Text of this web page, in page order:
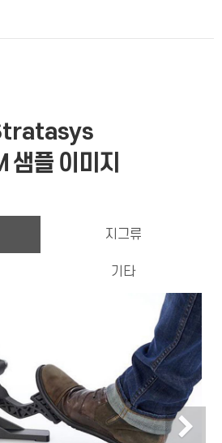
샘플 이미지
지그류
기타